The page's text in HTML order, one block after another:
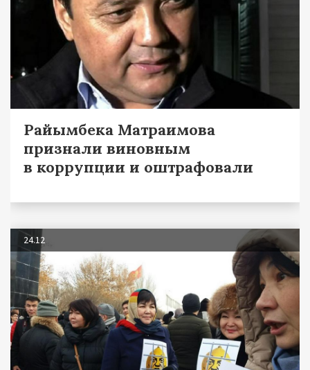
Райымбека Матраимова
признали виновным
в коррупции и оштрафовали
24.12